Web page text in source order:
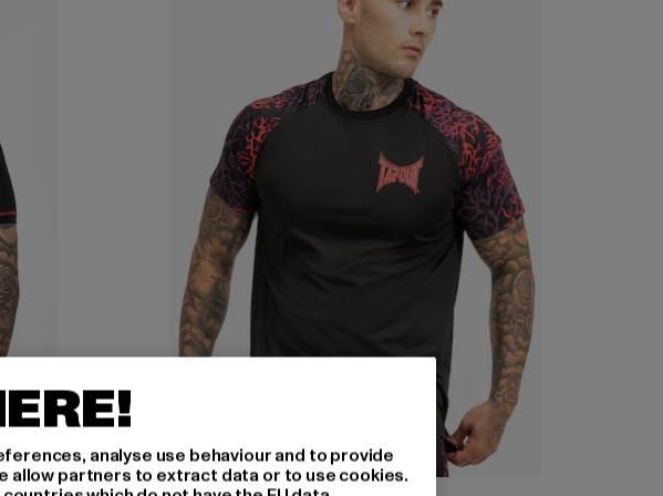
analyse use behaviour and to provide
allow partners to extract data or to use cookies.